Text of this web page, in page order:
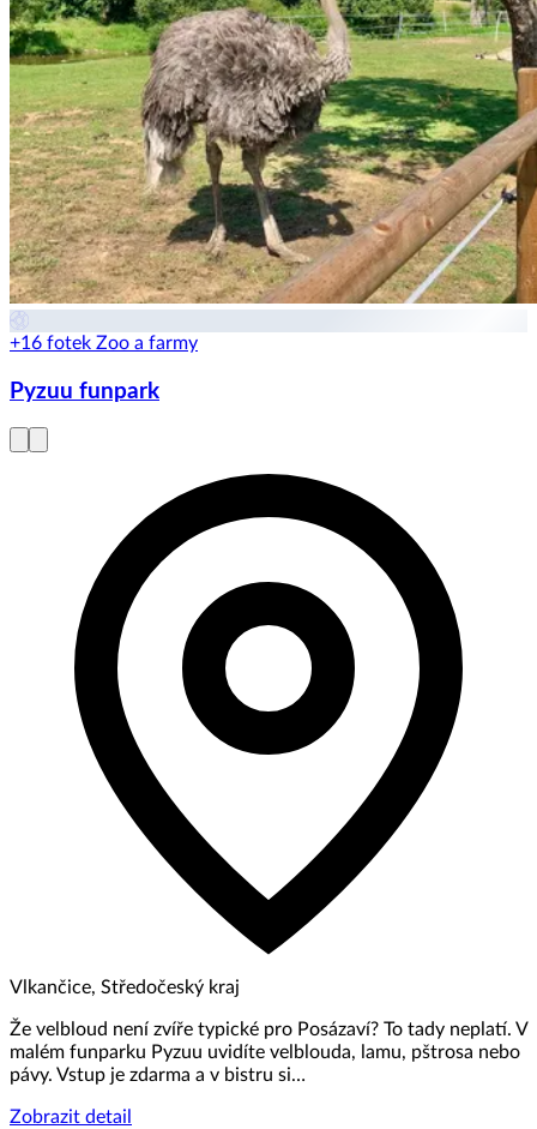
+16 fotek Zoo a farmy
Pyzuu funpark
Vlkančice, Středočeský kraj
Že velbloud není zvíře typické pro Posázaví? To tady neplatí. V
malém funparku Pyzuu uvidíte velblouda, lamu, pštrosa nebo
pávy. Vstup je zdarma a v bistru si…
Zobrazit detail